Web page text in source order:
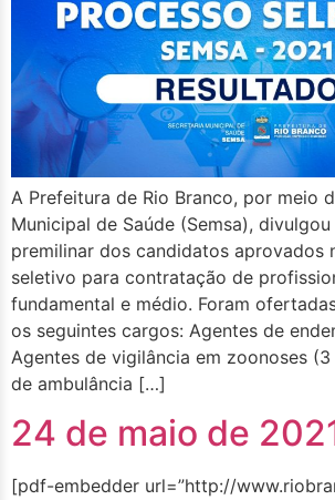
A Prefeitura de Rio Branco, por meio
Municipal de Saúde (Semsa),
premilinar dos candidatos aprovados
seletivo para contratação de
fundamental e médio. Foram
os seguintes cargos: Agentes de
Agentes de vigilância em zoonoses
de ambulância […]
24 de maio de
[pdf-embedder url=”http://